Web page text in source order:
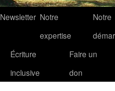
Newsletter Notre
expertise
Notre
Écriture
inclusive
Faire un
don